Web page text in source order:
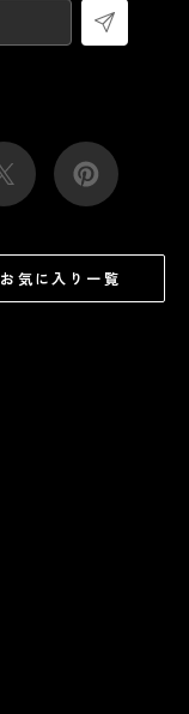
お気に入り一覧